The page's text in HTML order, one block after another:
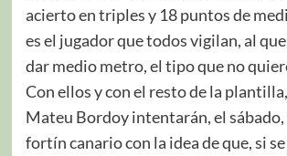
acierto en triples y 18 puntos de
es el jugador que todos vigilan, al
dar medio metro, el tipo que no
Con ellos y con el resto de la
Mateu Bordoy intentarán, el sábado,
fortín canario con la idea de que, si